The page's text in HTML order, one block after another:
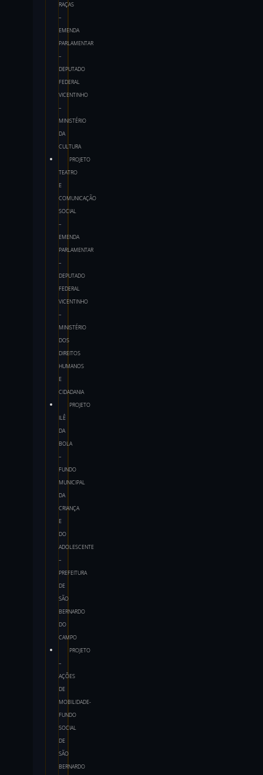
RAÇAS
–
EMENDA
PARLAMENTAR
–
DEPUTADO
FEDERAL
VICENTINHO
–
MINISTÉRIO
DA
CULTURA
PROJETO
TEATRO
E
COMUNICAÇÃO
SOCIAL
–
EMENDA
PARLAMENTAR
–
DEPUTADO
FEDERAL
VICENTINHO
–
MINISTÉRIO
DOS
DIREITOS
HUMANOS
E
CIDADANIA
PROJETO
ILÊ
DA
BOLA
–
FUNDO
MUNICIPAL
DA
CRIANÇA
E
DO
ADOLESCENTE
–
PREFEITURA
DE
SÃO
BERNARDO
DO
CAMPO
PROJETO
–
AÇÕES
DE
MOBILIDADE-
FUNDO
SOCIAL
DE
SÃO
BERNARDO